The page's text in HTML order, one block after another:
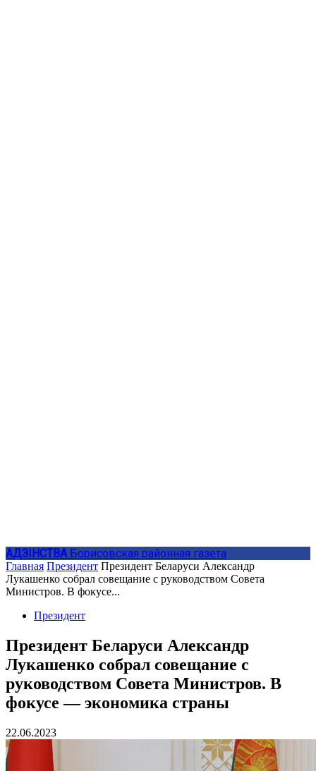
АДЗIНСТВА Борисовская районная газета
Главная Президент Президент Беларуси Александр
Лукашенко собрал совещание с руководством Совета
Министров. В фокусе...
Президент
Президент Беларуси Александр
Лукашенко собрал совещание с
руководством Совета Министров. В
фокусе — экономика страны
22.06.2023